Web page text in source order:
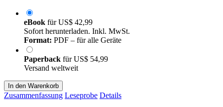
eBook fürUS$ 42,99
Sofort herunterladen. Inkl. MwSt.
Format: PDF – für alle Geräte
Paperback fürUS$ 54,99
Versand weltweit
In den Warenkorb
Zusammenfassung Leseprobe Details